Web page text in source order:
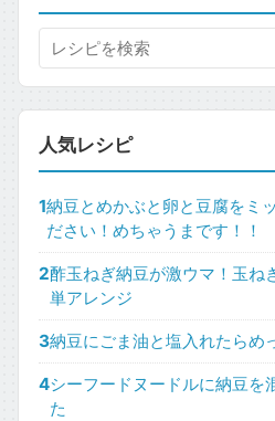
人気レシピ
1納豆とめかぶと卵と豆腐をミ
ださい！めちゃうまです！！
2酢玉ねぎ納豆が激ウマ！玉ね
単アレンジ
3納豆にごま油と塩入れたらめ
4シーフードヌードルに納豆を
た